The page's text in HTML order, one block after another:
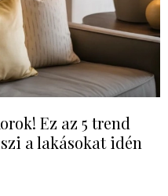
Ez az 5 trend
a lakásokat idén